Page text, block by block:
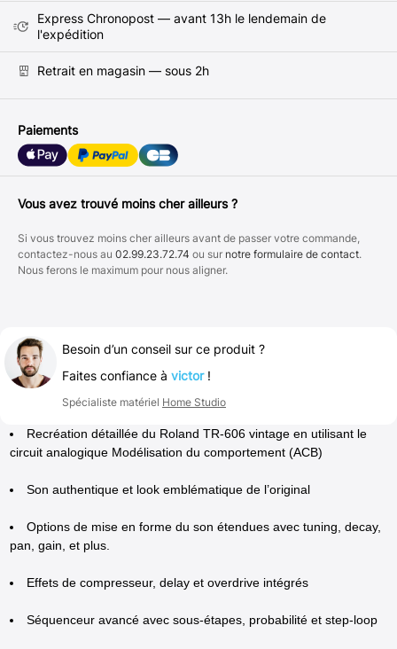
Express Chronopost — avant 13h le lendemain de
l'expédition
Retrait en magasin — sous 2h
Paiements
Vous avez trouvé moins cher ailleurs ?
Si vous trouvez moins cher ailleurs avant de passer votre commande,
contactez-nous au 02.99.23.72.74 ou sur notre formulaire de contact.
Nous ferons le maximum pour nous aligner.
Besoin d’un conseil sur ce produit ?
Faites confiance à victor!
Spécialiste matériel Home Studio
Recréation détaillée du Roland TR-606 vintage en utilisant le
circuit analogique Modélisation du comportement (ACB)
Son authentique et look emblématique de l’original
Options de mise en forme du son étendues avec tuning, decay,
pan, gain, et plus.
Effets de compresseur, delay et overdrive intégrés
Séquenceur avancé avec sous-étapes, probabilité et step-loop